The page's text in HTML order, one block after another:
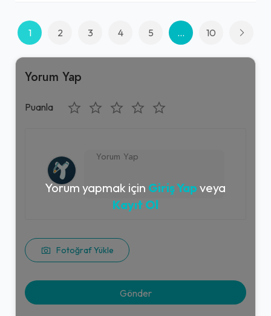
1 2 3 4 5 ... 10
Yorum Yap
Puanla
Fotoğraf Yükle
Yorum yapmak için Giriş Yap veya
Kayıt Ol